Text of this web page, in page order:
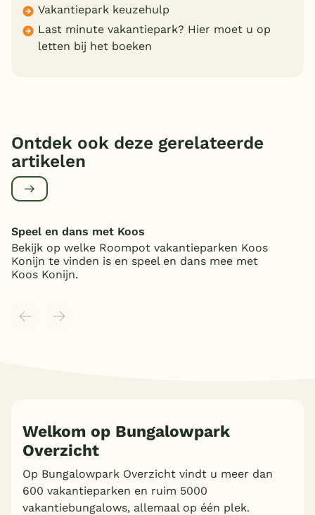
Vakantiepark keuzehulp
Last minute vakantiepark? Hier moet u op
letten bij het boeken
Ontdek ook deze gerelateerde
artikelen
Speel en dans met Koos
Bekijk op welke Roompot vakantieparken Koos
Konijn te vinden is en speel en dans mee met
Koos Konijn.
Welkom op Bungalowpark
Overzicht
Op Bungalowpark Overzicht vindt u meer dan
600 vakantieparken en ruim 5000
vakantiebungalows, allemaal op één plek.